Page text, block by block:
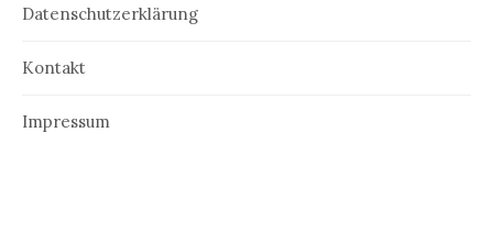
Datenschutzerklärung
Kontakt
Impressum